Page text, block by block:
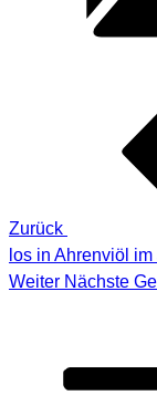
Zurück
los in Ahrenviöl
Nächster
Weiter Nächste